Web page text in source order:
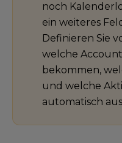
noch
ein weiteres
Definieren Sie
welche
bekommen,
und welche
automatisch